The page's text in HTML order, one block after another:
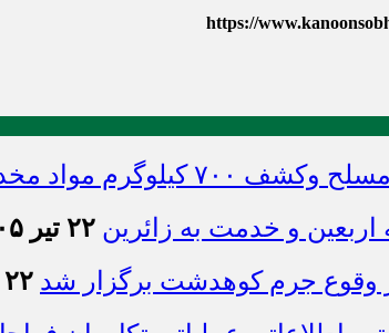
https://
کیلوگرم مواد مخدر
و خدمت‌ به زائرین ۲۲ تیر ۱۴۰۵ - ۱:۳۱
وقوع جرم کوهدشت برگزار شد ۲۲ تیر ۱۴۰۵ - ۱:۲۴